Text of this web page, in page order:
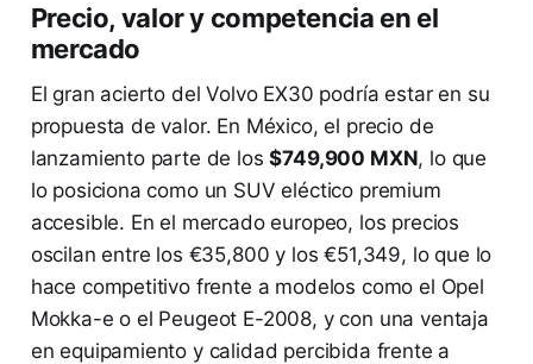
Precio, valor y competencia en el
mercado
El gran acierto del Volvo EX30 podría estar en su
propuesta de valor. En México, el precio de
lanzamiento parte de los$749,900 MXN, lo que
lo posiciona como un SUV eléctico premium
accesible. En el mercado europeo, los precios
oscilan entre los €35,800 y los €51,349, lo que lo
hace competitivo frente a modelos como el Opel
Mokka-e o el Peugeot E-2008, y con una ventaja
en equipamiento y calidad percibida frente a